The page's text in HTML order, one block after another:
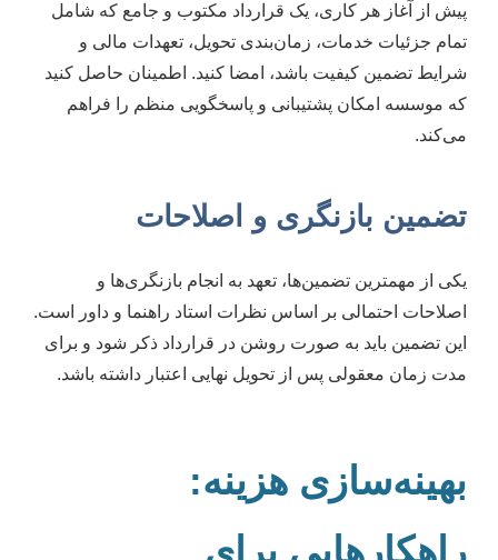
پیش از آغاز هر کاری، یک قرارداد مکتوب و جامع که شامل
تمام جزئیات خدمات، زمان‌بندی تحویل، تعهدات مالی و
شرایط تضمین کیفیت باشد، امضا کنید. اطمینان حاصل کنید
که موسسه امکان پشتیبانی و پاسخگویی منظم را فراهم
می‌کند.
تضمین بازنگری و اصلاحات
یکی از مهمترین تضمین‌ها، تعهد به انجام بازنگری‌ها و
اصلاحات احتمالی بر اساس نظرات استاد راهنما و داور است.
این تضمین باید به صورت روشن در قرارداد ذکر شود و برای
مدت زمان معقولی پس از تحویل نهایی اعتبار داشته باشد.
بهینه‌سازی هزینه:
راهکارهایی برای